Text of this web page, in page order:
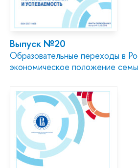
Выпуск №20
Образовательные переходы в
экономическое положение